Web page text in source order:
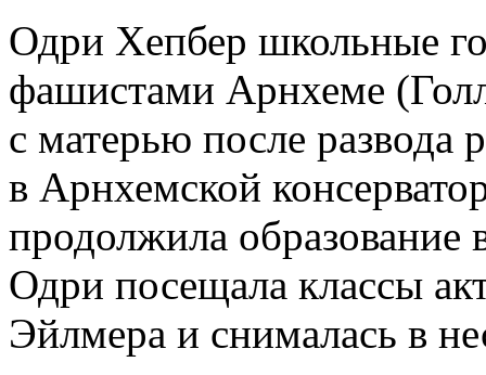
Одри Хепбер школьные
фашистами Арнхеме
с матерью после развода
в Арнхемской
продолжила образование
Одри посещала классы
Эйлмера и снималась в